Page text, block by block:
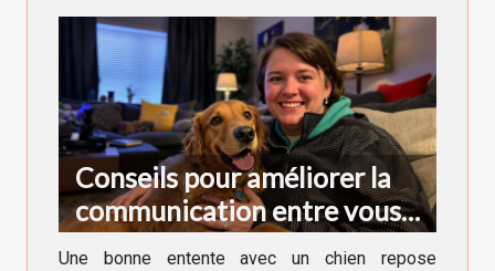
Conseils pour améliorer la
communication entre vous
et votre chien
Une bonne entente avec un chien repose